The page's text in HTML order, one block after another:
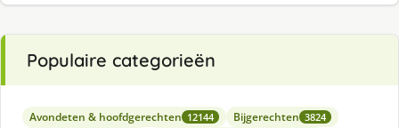
Populaire categorieën
Avondeten & hoofdgerechten 12144 Bijgerechten 3824